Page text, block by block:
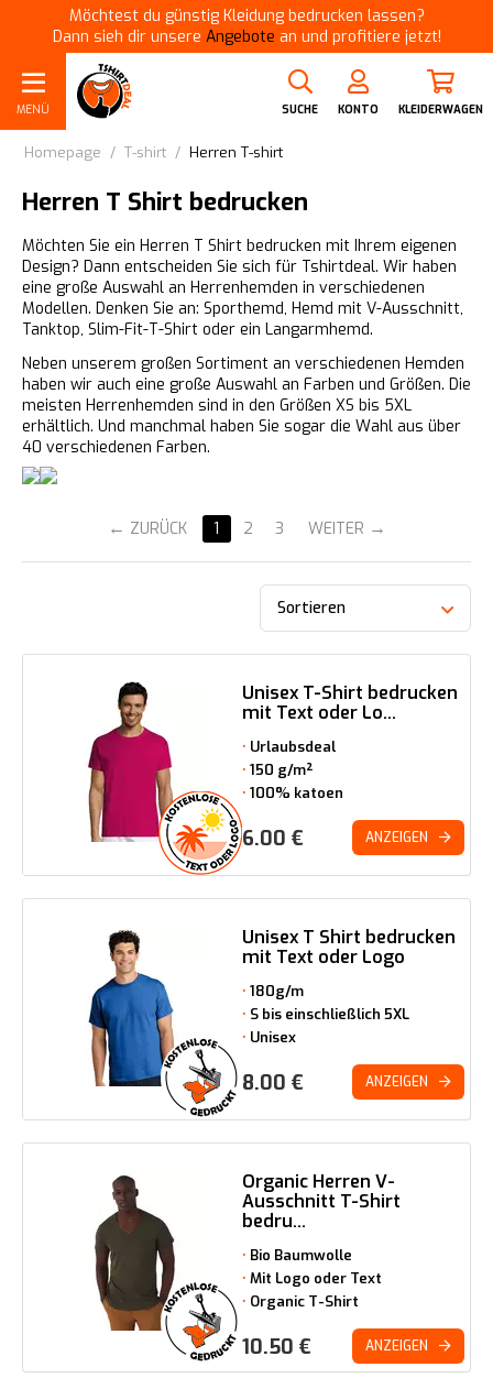
Möchtest du günstig Kleidung bedrucken lassen?
Dann sieh dir unsere Angebote an und profitiere jetzt!
MENÜ SUCHE KONTO KLEIDERWAGEN
Homepage / T-shirt / Herren T-shirt
Herren T Shirt bedrucken
Möchten Sie ein Herren T Shirt bedrucken mit Ihrem eigenen
Design? Dann entscheiden Sie sich für Tshirtdeal. Wir haben
eine große Auswahl an Herrenhemden in verschiedenen
Modellen. Denken Sie an: Sporthemd, Hemd mit V-Ausschnitt,
Tanktop, Slim-Fit-T-Shirt oder ein Langarmhemd.
Neben unserem großen Sortiment an verschiedenen Hemden
haben wir auch eine große Auswahl an Farben und Größen. Die
meisten Herrenhemden sind in den Größen XS bis 5XL
erhältlich. Und manchmal haben Sie sogar die Wahl aus über
40 verschiedenen Farben.
ZURÜCK 1 2 3 WEITER
Sortieren
Unisex T-Shirt bedrucken
mit Text oder Lo...
Urlaubsdeal
150 g/m²
100% katoen
6.00 € ANZEIGEN
Unisex T Shirt bedrucken
mit Text oder Logo
180g/m
S bis einschließlich 5XL
Unisex
8.00 € ANZEIGEN
Organic Herren V-
Ausschnitt T-Shirt
bedru...
Bio Baumwolle
Mit Logo oder Text
Organic T-Shirt
10.50 € ANZEIGEN